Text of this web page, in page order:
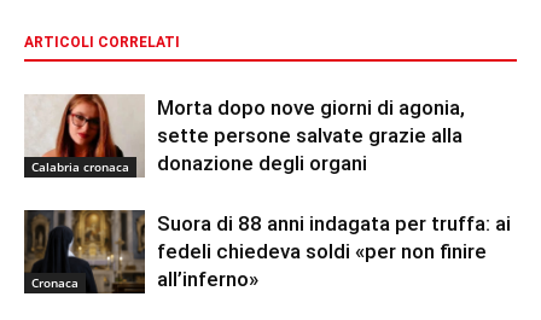
ARTICOLI CORRELATI
Calabria cronaca
Morta dopo nove giorni di agonia,
sette persone salvate grazie alla
donazione degli organi
Cronaca
Suora di 88 anni indagata per truffa: ai
fedeli chiedeva soldi «per non finire
all’inferno»